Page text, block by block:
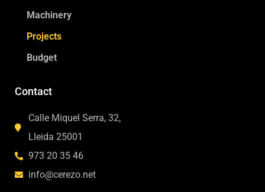
Machinery
Projects
Budget
Contact
Calle Miquel Serra, 32,
Lleida 25001
973 20 35 46
info@cerezo.net